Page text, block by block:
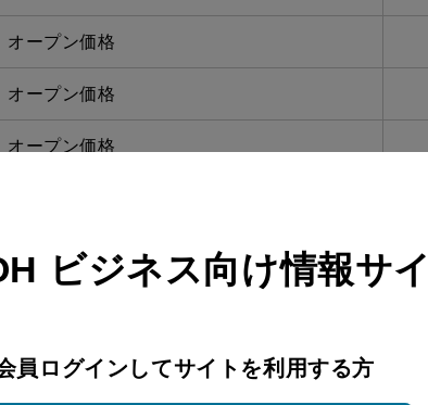
オープン価格
オープン価格
オープン価格
オープン価格
オープン価格
ビジネス向け情報サ
員ログインしてサイトを利用する方